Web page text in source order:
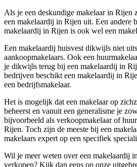
Als je een deskundige makelaar in Rijen
een makelaardij in Rijen uit. Een andere
makelaardij in Rijen is ook wel een
Een makelaardij huisvest dikwijls niet
aankoopmakelaars. Ook een
je dikwijls terug bij een makelaardij in
bedrijven beschikt een makelaardij in
een bedrijfsmakelaar.
Het is mogelijk dat een makelaar op
beheerst en vanuit een generalisme je
bijvoorbeeld als verkoopmakelaar of
Rijen. Toch zijn de meeste bij een
makelaars expert op een specifiek
Wil je meer weten over een makelaardij
verkopen? Kijk dan eens op onze